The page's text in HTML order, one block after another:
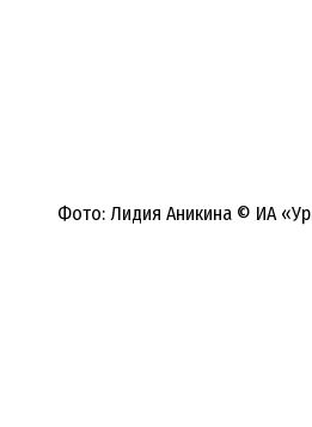
Фото: Лидия Аникина © ИА